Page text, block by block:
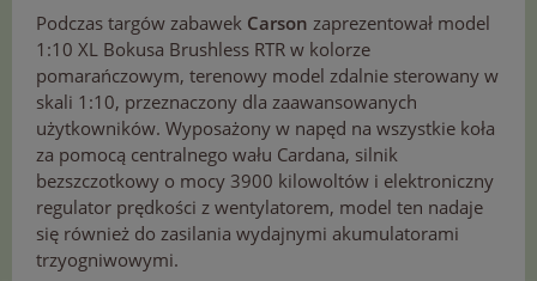
Podczas targów zabawek Carson zaprezentował model
1:10 XL Bokusa Brushless RTR w kolorze
pomarańczowym, terenowy model zdalnie sterowany w
skali 1:10, przeznaczony dla zaawansowanych
użytkowników. Wyposażony w napęd na wszystkie koła
za pomocą centralnego wału Cardana, silnik
bezszczotkowy o mocy 3900 kilowoltów i elektroniczny
regulator prędkości z wentylatorem, model ten nadaje
się również do zasilania wydajnymi akumulatorami
trzyogniwowymi.